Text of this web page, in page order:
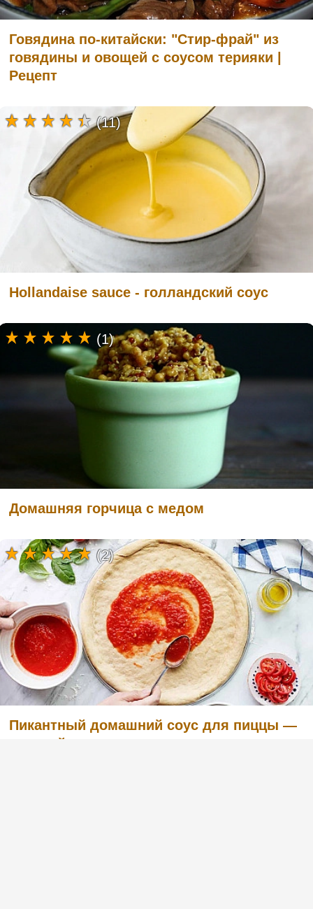
Говядина по-китайски: "Стир-фрай" из
говядины и овощей с соусом терияки |
Рецепт
Hollandaise sauce - голландский соус
(11)
Домашняя горчица с медом
(1)
Пикантный домашний соус для пиццы —
простой рецепт
(2)